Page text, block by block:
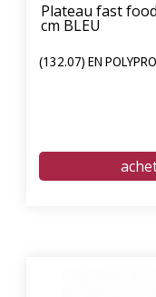
Plateau fast
cm BLEU
(132.07) EN